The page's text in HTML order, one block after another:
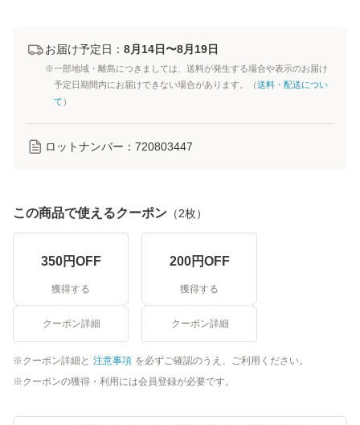
お届け予定日： 8月14日〜8月19日
※一部地域・離島につきましては、送料が発生する場合や表示のお届け
予定日期間内にお届けできない場合があります。（送料・配送につい
て ）
ロットナンバー： 720803447
この商品で使えるクーポン （2枚）
350円OFF
獲得する
クーポン詳細
200円OFF
獲得する
クーポン詳細
クーポン詳細と 注意事項 を必ずご確認のうえ、ご利用ください。
クーポンの獲得・利用には会員登録が必要です。